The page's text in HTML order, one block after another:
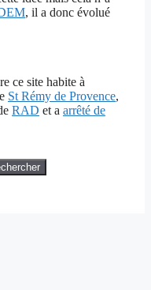
, il a donc évolué
ce site habite à
St Rémy de Provence,
RAD et a arrêté de